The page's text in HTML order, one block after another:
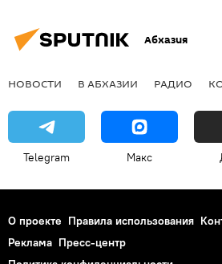
Абхазия
НОВОСТИ В АБХАЗИИ РАДИО
Telegram Макс
О проекте Правила использования
Реклама Пресс-центр